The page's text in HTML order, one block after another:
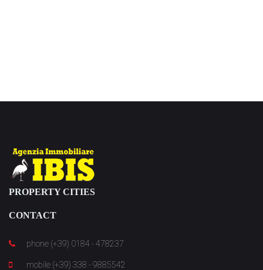
PROPERTY CITIES
CONTACT
phone (+39) 0184 - 478237
mobile (+39) 338 - 9885542